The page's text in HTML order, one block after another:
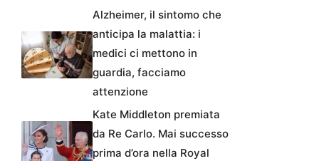
Alzheimer, il sintomo che
anticipa la malattia: i
medici ci mettono in
guardia, facciamo
attenzione
Kate Middleton premiata
da Re Carlo. Mai successo
prima d’ora nella Royal